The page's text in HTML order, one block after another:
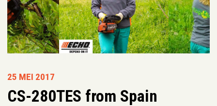
25 MEI 2017
CS-280TES from Spain